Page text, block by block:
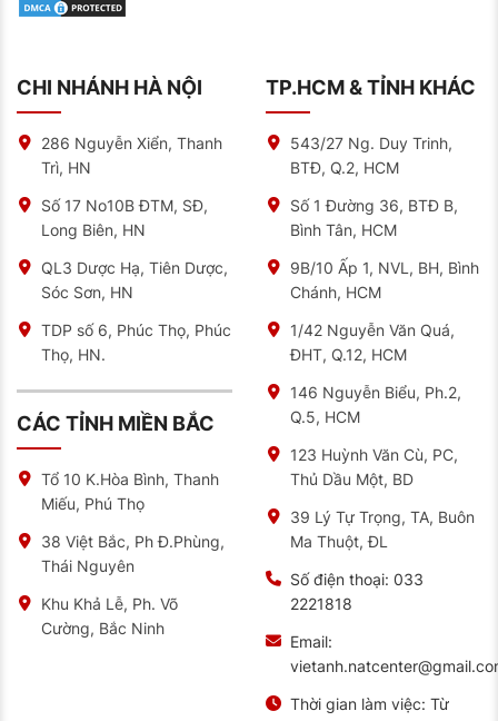
Địa chỉ bán ắc quy Sebang uy tín, chất lượng
Hiện nay, không khó để chúng ta có thể tìm mua được
ắc quy ô tô. Nhưng việc tìm được đại lý bán hàng để
có được sản phẩm chất lượng là rất quan trọng.
Để đáp ứng được nhu cầu đó, NAT Center sẽ cung
cấp cho các bạn các mẫu sản phẩm ắc quy Sebang,
đảm bảo chất lượng và giá cả cạnh tranh trên thị
trường.
Tại đây, chúng tôi cam kết sản phẩm chính hãng, chất
còn có những ưu đãi đặc biệt dành cho khách hàng.
Hãy liên hệ ngay với chúng tôi để được tư vấn và hỗ
trợ lựa chọn được loại ắc quy phù hợp cho xe của bạn
nhé.
NAT CENTER
hân hạnh được phục vụ quý khách hàng
CHI NHÁNH HÀ NỘI
286 Nguyễn Xiển, Thanh
Trì, HN
Số 17 No10B ĐTM, SĐ,
Long Biên, HN
QL3 Dược Hạ, Tiên Dược,
Sóc Sơn, HN
TDP số 6, Phúc Thọ, Phúc
Thọ, HN.
CÁC TỈNH MIỀN BẮC
Tổ 10 K.Hòa Bình, Thanh
Miếu, Phú Thọ
38 Việt Bắc, Ph Đ.Phùng,
Thái Nguyên
Khu Khả Lễ, Ph. Võ
Cường, Bắc Ninh
TP.HCM & TỈNH KHÁC
543/27 Ng. Duy Trinh,
BTĐ, Q.2, HCM
Số 1 Đường 36, BTĐ B,
Bình Tân, HCM
9B/10 Ấp 1, NVL, BH, Bình
Chánh, HCM
1/42 Nguyễn Văn Quá,
ĐHT, Q.12, HCM
146 Nguyễn Biểu, Ph.2,
Q.5, HCM
123 Huỳnh Văn Cù, PC,
Thủ Dầu Một, BD
39 Lý Tự Trọng, TA, Buôn
Ma Thuột, ĐL
Số điện thoại: 033
2221818
Email:
Thời gian làm việc: Từ